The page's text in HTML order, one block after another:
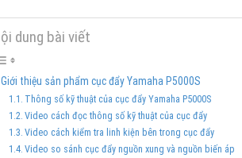
dung bài viết
Giới thiệu sản phẩm cục đẩy Yamaha P5000S
Thông số kỹ thuật của cục đẩy Yamaha P5000S
Video cách đọc thông số kỹ thuật của cục đẩy
Video cách kiểm tra linh kiện bên trong cục đẩy
Video so sánh cục đẩy nguồn xung và nguồn biến áp